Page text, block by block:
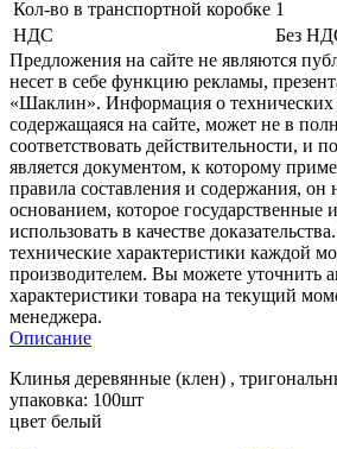
Кол-во в транспортной коробке 1
НДС
Без
Предложения на сайте не являются
несет в себе функцию рекламы,
«Шаклин». Информация о технических
содержащаяся на сайте, может не в
соответствовать действительности, и
является документом, к которому
правила составления и содержания, он
основанием, которое государственные
использовать в качестве
технические характеристики каждой
производителем. Вы можете уточнить
характеристики товара на текущий
менеджера.
Описание
Клинья деревянные (клен) ,
упаковка: 100шт
цвет белый